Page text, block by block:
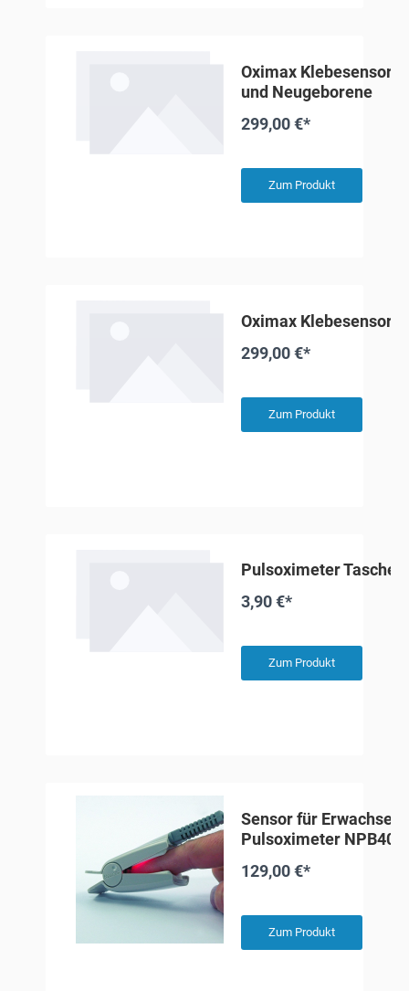
Oximax Klebesensor
und Neugeborene
299,00 €*
Zum Produkt
Oximax Klebesensor
299,00 €*
Zum Produkt
Pulsoximeter Tasche
3,90 €*
Zum Produkt
Sensor für
Pulsoximeter NPB40
129,00 €*
Zum Produkt